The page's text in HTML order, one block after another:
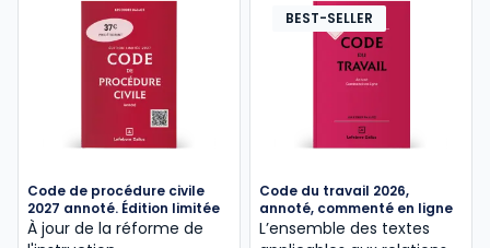
Code de procédure civile
2027 annoté. Édition limitée
À jour de la réforme de
BEST-SELLER
Code du travail 2026,
annoté, commenté en ligne
L’ensemble des textes